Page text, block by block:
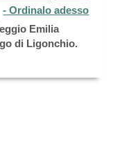
- Ordinalo adesso
Emilia
di Ligonchio.